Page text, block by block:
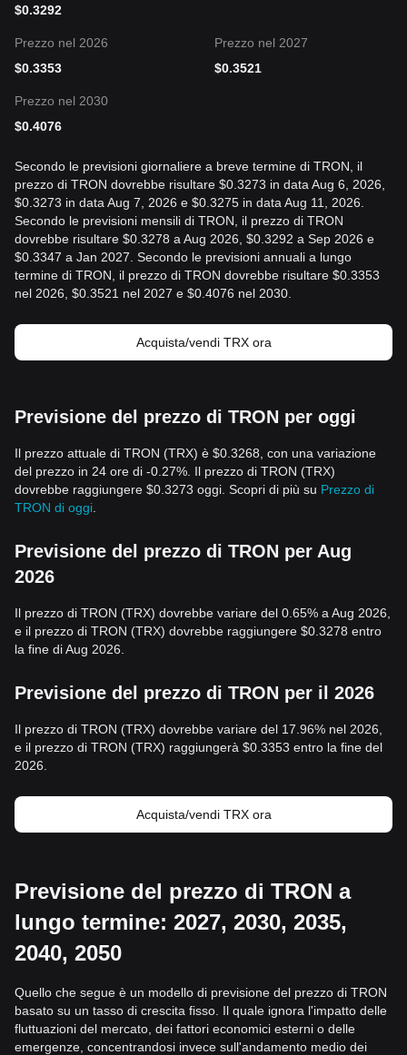
$0.3292
Prezzo nel 2026
$0.3353
Prezzo nel 2027
$0.3521
Prezzo nel 2030
$0.4076
Secondo le previsioni giornaliere a breve termine di TRON, il
prezzo di TRON dovrebbe risultare $0.3273 in data Aug 6, 2026,
$0.3273 in data Aug 7, 2026 e $0.3275 in data Aug 11, 2026.
Secondo le previsioni mensili di TRON, il prezzo di TRON
dovrebbe risultare $0.3278 a Aug 2026, $0.3292 a Sep 2026 e
$0.3347 a Jan 2027. Secondo le previsioni annuali a lungo
termine di TRON, il prezzo di TRON dovrebbe risultare $0.3353
nel 2026, $0.3521 nel 2027 e $0.4076 nel 2030.
Acquista/vendi TRX ora
Previsione del prezzo di TRON per oggi
Il prezzo attuale di TRON (TRX) è $0.3268, con una variazione
del prezzo in 24 ore di -0.27%. Il prezzo di TRON (TRX)
dovrebbe raggiungere $0.3273 oggi. Scopri di più su Prezzo di
TRON di oggi
Previsione del prezzo di TRON per Aug
2026
Il prezzo di TRON (TRX) dovrebbe variare del 0.65% a Aug 2026,
e il prezzo di TRON (TRX) dovrebbe raggiungere $0.3278 entro
la fine di Aug 2026.
Previsione del prezzo di TRON per il 2026
Il prezzo di TRON (TRX) dovrebbe variare del 17.96% nel 2026,
e il prezzo di TRON (TRX) raggiungerà $0.3353 entro la fine del
2026.
Acquista/vendi TRX ora
Previsione del prezzo di TRON a
lungo termine: 2027, 2030, 2035,
2040, 2050
Quello che segue è un modello di previsione del prezzo di TRON
basato su un tasso di crescita fisso. Il quale ignora l'impatto delle
fluttuazioni del mercato, dei fattori economici esterni o delle
emergenze, concentrandosi invece sull'andamento medio dei